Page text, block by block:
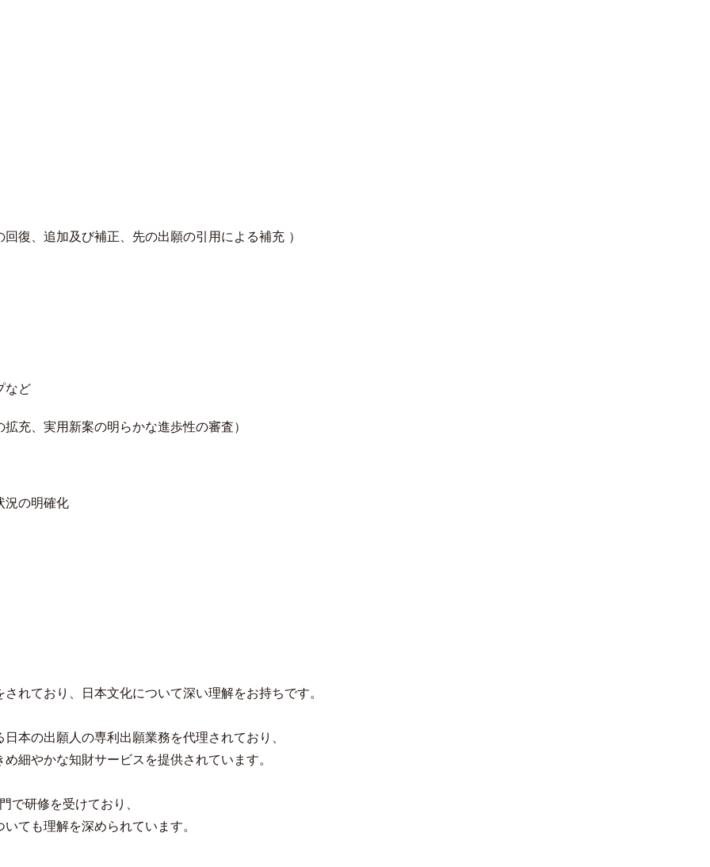
復、追加及び補正、先の出願の引用による補充 ）
など
、実用新案の明らかな進歩性の審査）
の明確化
れており、日本文化について深い理解をお持ちです。
本の出願人の専利出願業務を代理されており、
細やかな知財サービスを提供されています。
で研修を受けており、
ても理解を深められています。